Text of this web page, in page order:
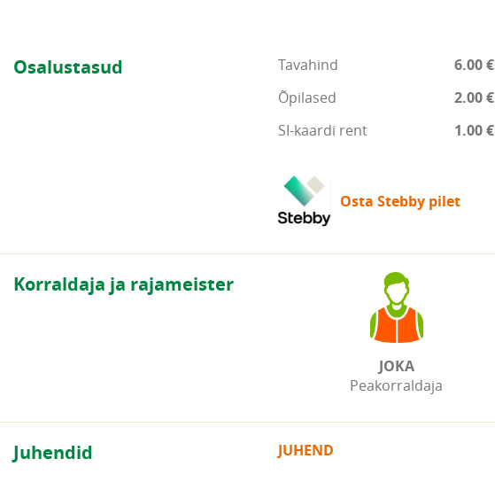
Osalustasud Tavahind
6.00 €
Õpilased
2.00 €
SI-kaardi rent
1.00 €
Osta Stebby pilet
Korraldaja ja rajameister
JOKA
Peakorraldaja
Juhendid JUHEND